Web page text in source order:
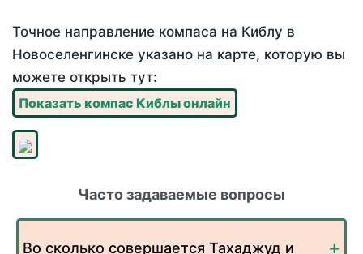
Точное направление компаса на Киблу в
Новоселенгинске указано на карте, которую вы
можете открыть тут:
Показать компас Киблы онлайн
Часто задаваемые вопросы
Во сколько совершается Тахаджуд и